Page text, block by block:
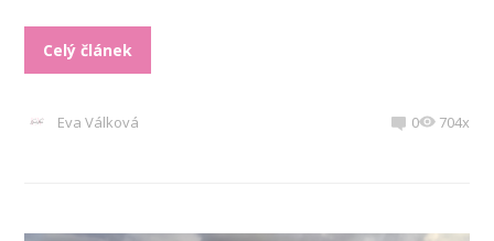
Celý článek
Eva Válková 0 704x